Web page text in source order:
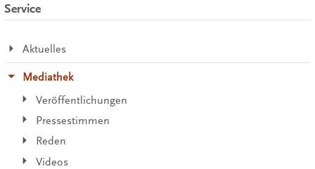
Service
Aktuelles
Mediathek
Veröffentlichungen
Pressestimmen
Reden
Videos